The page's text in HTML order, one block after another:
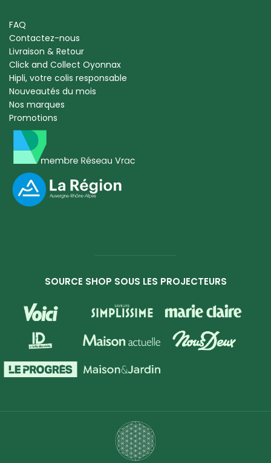
FAQ
Contactez-nous
Livraison & Retour
Click and Collect Oyonnax
Hipli, votre colis responsable
Nouveautés du mois
Nos marques
Promotions
SOURCE SHOP SOUS LES PROJECTEURS